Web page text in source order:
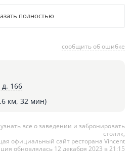
полностью
сообщить об ошибке
166
км, 32 мин)
все о заведении и забронировать
столик,
официальный сайт ресторана Vincent
обновлялась 12 декабря 2023 в 21:15